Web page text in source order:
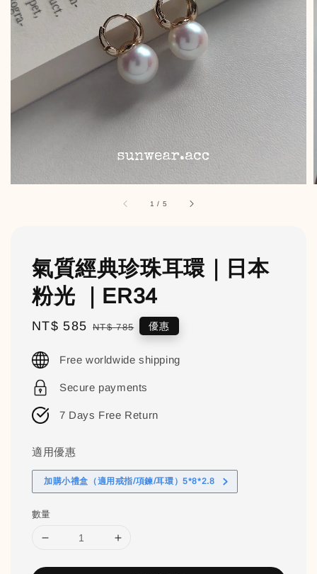
1 / 5
氣質經典珍珠耳環｜日本
粉光 ｜ER34
Sale
NT$ 585 Regular
NT$ 785 優惠
Free worldwide shipping
Secure payments
7 Days Free Return
適用優惠
加購小禮盒（適用戒指/項鍊/耳環）5*8*2.8
數量